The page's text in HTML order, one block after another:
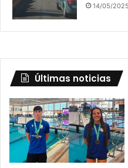
14/05/2025
Últimas noticias